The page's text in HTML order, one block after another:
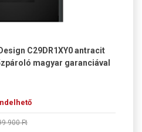
C29DR1XY0 antracit
magyar garanciával
900 Ft